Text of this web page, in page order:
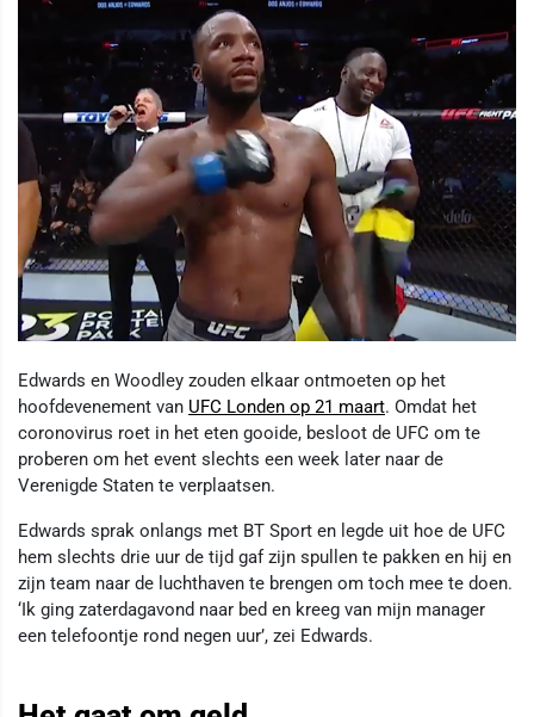
Edwards en Woodley zouden elkaar ontmoeten op het
hoofdevenement van UFC Londen op 21 maart. Omdat het
coronovirus roet in het eten gooide, besloot de UFC om te
proberen om het event slechts een week later naar de
Verenigde Staten te verplaatsen.
Edwards sprak onlangs met BT Sport en legde uit hoe de UFC
hem slechts drie uur de tijd gaf zijn spullen te pakken en hij en
zijn team naar de luchthaven te brengen om toch mee te doen.
‘Ik ging zaterdagavond naar bed en kreeg van mijn manager
een telefoontje rond negen uur’, zei Edwards.